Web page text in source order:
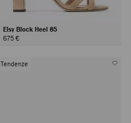
Elsy Block Heel 85
675 €
Tendenze